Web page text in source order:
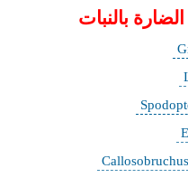
بالنبات